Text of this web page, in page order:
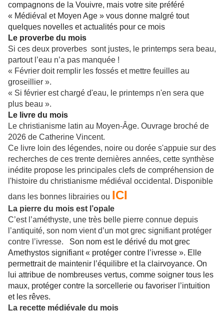
compagnons de la Vouivre, mais votre site préféré
« Médiéval et Moyen Age » vous donne malgré tout
quelques novelles et actualités pour ce mois
Le proverbe du mois
Si ces deux proverbes sont justes, le printemps sera beau,
partout l’eau n’a pas manquée !
« Février doit remplir les fossés et mettre feuilles au
groseillier ».
« Si février est chargé d'eau, le printemps n'en sera que
plus beau ».
Le livre du mois
Le christianisme latin au Moyen-Âge. Ouvrage broché de
2026 de Catherine Vincent.
Ce livre loin des légendes, noire ou dorée s'appuie sur des
recherches de ces trente dernières années, cette synthèse
inédite propose les principales clefs de compréhension de
l'histoire du christianisme médiéval occidental. Disponible
dans les bonnes librairies ou ICI
La pierre du mois est l’opale
C’est l’améthyste, une très belle pierre connue depuis
l’antiquité, son nom vient d’un mot grec signifiant protéger
contre l’ivresse. Son nom est le dérivé du mot grec
Amethystos signifiant « protéger contre l’ivresse ». Elle
permettrait de maintenir l’équilibre et la clairvoyance. On
lui attribue de nombreuses vertus, comme soigner tous les
maux, protéger contre la sorcellerie ou favoriser l’intuition
et les rêves.
La recette médiévale du mois